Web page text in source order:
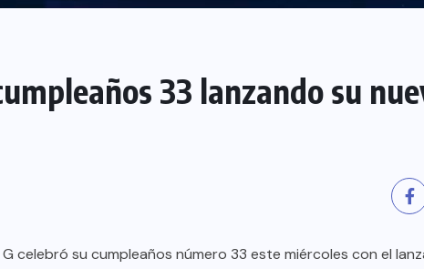
33 lanzando su
celebró su cumpleaños número 33 este miércoles con el
de